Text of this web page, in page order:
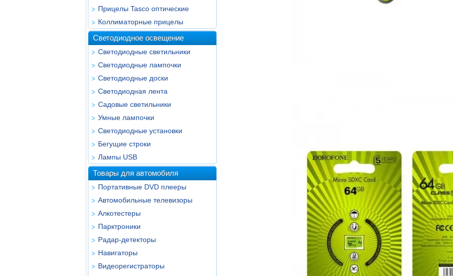
Прицелы Tasco оптические
Коллиматорные прицелы
Светодиодное освещение
Светодиодные светильники
Светодиодные лампочки
Светодиодные доски
Светодиодная лента
Садовые светильники
Умные лампочки
Светодиодные установки
Бегущие строки
Лампы USB
Товары для автомобиля
Портативные DVD плееры
Автомобильные телевизоры
Алкотестеры
Парктроники
Радар-детекторы
Навигаторы
Видеорегистраторы